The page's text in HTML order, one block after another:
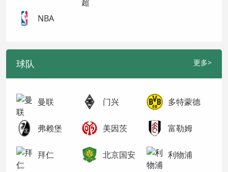
NBA
球队 更多>
曼联 门兴 多特蒙德
弗赖堡 美因茨 富勒姆
拜仁 北京国安 利物浦